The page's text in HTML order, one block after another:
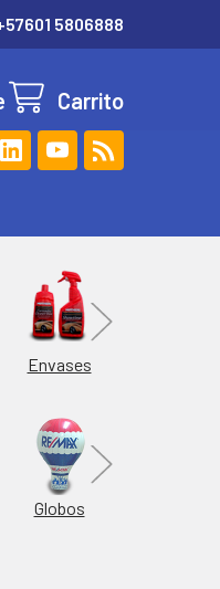
5806888
Carrito
Envases
Globos